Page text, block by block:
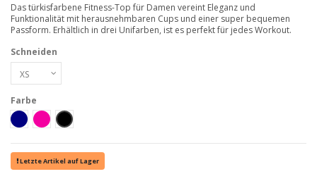
Das türkisfarbene Fitness-Top für Damen vereint Eleganz und
Funktionalität mit herausnehmbaren Cups und einer super bequemen
Passform. Erhältlich in drei Unifarben, ist es perfekt für jedes Workout.
Schneiden
Farbe
Blu NavyFucsia Nero
Letzte Artikel auf Lager